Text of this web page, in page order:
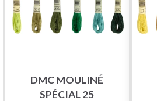
DMC MOULINÉ
SPÉCIAL 25